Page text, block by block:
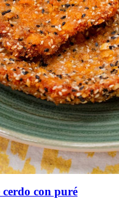
cerdo con puré